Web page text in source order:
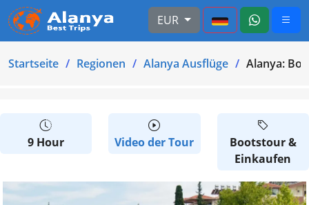
EUR
Startseite Regionen Alanya Ausflüge Alanya:
9 Hour Video der Tour
Bootstour &
Einkaufen